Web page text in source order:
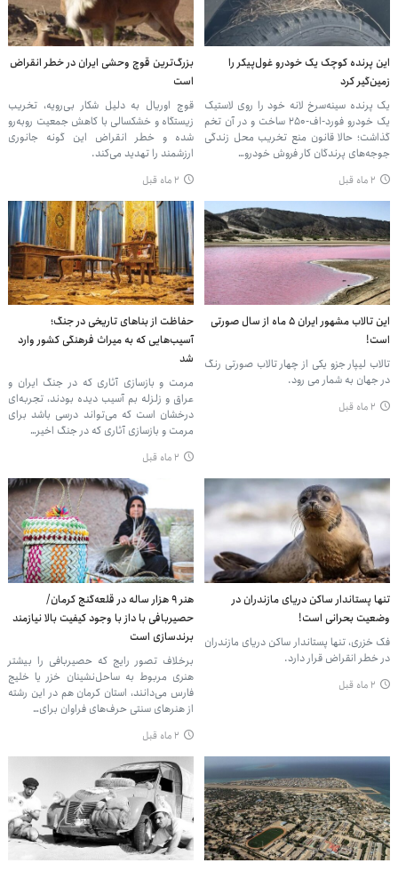
این پرنده کوچک یک خودرو غول‌پیکر را
زمین‌گیر کرد
یک پرنده سینه‌سرخ لانه‌ خود را روی لاستیک
یک خودرو فورد-اف-۲۵۰ ساخت و در آن تخم‌
گذاشت؛ حالا قانون منع تخریب محل زندگی
جوجه‌های پرندگان کار فروش خودرو…
۲ ماه قبل
بزرگ‌ترین قوچ وحشی ایران در خطر انقراض
است
قوچ اوریال به دلیل شکار بی‌رویه، تخریب
زیستگاه و خشکسالی با کاهش جمعیت روبه‌رو
شده و خطر انقراض این گونه جانوری
ارزشمند را تهدید می‌کند.
۲ ماه قبل
این تالاب مشهور ایران ۵ ماه از سال صورتی
است!
تالاب لیپار جزو یکی از چهار تالاب صورتی رنگ
در جهان به شمار می رود.
۲ ماه قبل
حفاظت از بناهای تاریخی در جنگ؛
آسیب‌‎هایی که به میراث فرهنگی کشور وارد
شد
مرمت و بازسازی آثاری که در جنگ ایران و
عراق و زلزله بم آسیب دیده بودند، تجربه‌ای
درخشان است که می‌تواند درسی باشد برای
مرمت و بازسازی آثاری که در جنگ اخیر…
۲ ماه قبل
تنها پستاندار ساکن دریای مازندران در
وضعیت بحرانی است!
فک خزری، تنها پستاندار ساکن دریای مازندران
در خطر انقراض قرار دارد.
۲ ماه قبل
هنر ۹ هزار ساله در قلعه‌گنج کرمان/
حصیربافی با داز با وجود کیفیت بالا نیازمند
برندسازی است
برخلاف تصور رایج که حصیربافی را بیشتر
هنری مربوط به ساحل‌نشینان خزر یا خلیج‌
فارس می‌دانند، استان کرمان هم در این رشته
از هنرهای سنتی حرف‌های فراوان برای…
۲ ماه قبل